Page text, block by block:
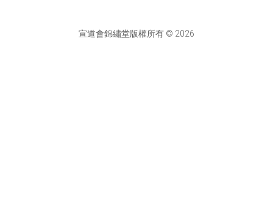
宣道會錦繡堂版權所有 © 2026